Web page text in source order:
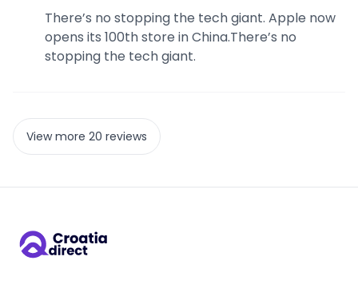
There’s no stopping the tech giant. Apple now
opens its 100th store in China.There’s no
stopping the tech giant.
View more 20 reviews